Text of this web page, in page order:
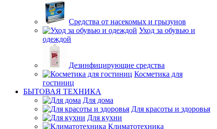
Средства от насекомых и грызунов
Уход за обувью и
одеждой
Дезинфицирующие средства
Косметика для
гостиниц
БЫТОВАЯ ТЕХНИКА
Для дома
Для красоты и здоровья
Для кухни
Климатотехника